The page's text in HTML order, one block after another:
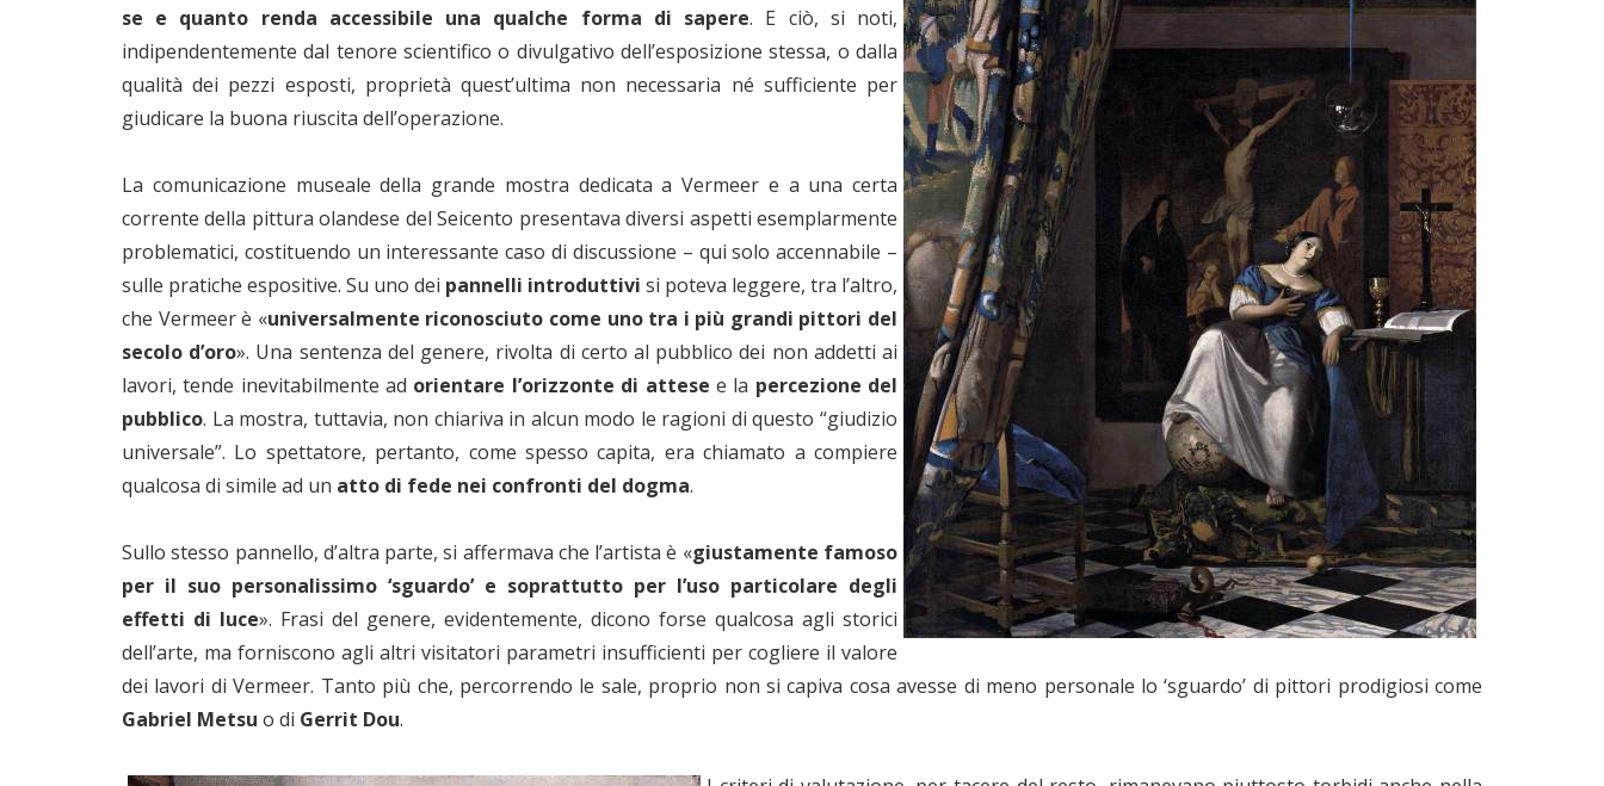
se e quanto renda accessibile una qualche forma di sapere. E ciò, si noti,
indipendentemente dal tenore scientifico o divulgativo dell’esposizione stessa, o dalla
qualità dei pezzi esposti, proprietà quest’ultima non necessaria né sufficiente per
giudicare la buona riuscita dell’operazione.
La comunicazione museale della grande mostra dedicata a Vermeer e a una certa
corrente della pittura olandese del Seicento presentava diversi aspetti esemplarmente
problematici, costituendo un interessante caso di discussione – qui solo accennabile –
sulle pratiche espositive. Su uno dei pannelli introduttivi si poteva leggere, tra l’altro,
che Vermeer è «universalmente riconosciuto come uno tra i più grandi pittori del
secolo d’oro». Una sentenza del genere, rivolta di certo al pubblico dei non addetti ai
lavori, tende inevitabilmente ad orientare l’orizzonte di attese e la percezione del
pubblico. La mostra, tuttavia, non chiariva in alcun modo le ragioni di questo “giudizio
universale”. Lo spettatore, pertanto, come spesso capita, era chiamato a compiere
qualcosa di simile ad un atto di fede nei confronti del dogma.
Sullo stesso pannello, d’altra parte, si affermava che l’artista è «giustamente famoso
per il suo personalissimo ‘sguardo’ e soprattutto per l’uso particolare degli
effetti di luce». Frasi del genere, evidentemente, dicono forse qualcosa agli storici
dell’arte, ma forniscono agli altri visitatori parametri insufficienti per cogliere il valore
dei lavori di Vermeer. Tanto più che, percorrendo le sale, proprio non si capiva cosa avesse di meno personale lo ‘sguardo’ di pittori prodigiosi come
Gabriel Metsu o di Gerrit Dou.